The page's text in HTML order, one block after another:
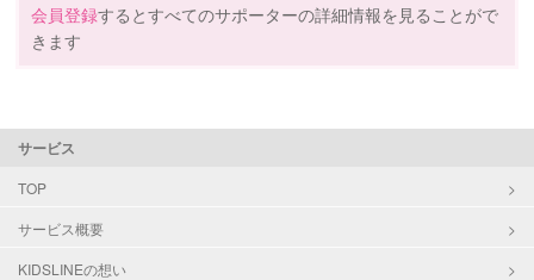
会員登録するとすべてのサポーターの詳細情報を見ることがで
きます
サービス
TOP
サービス概要
KIDSLINEの想い